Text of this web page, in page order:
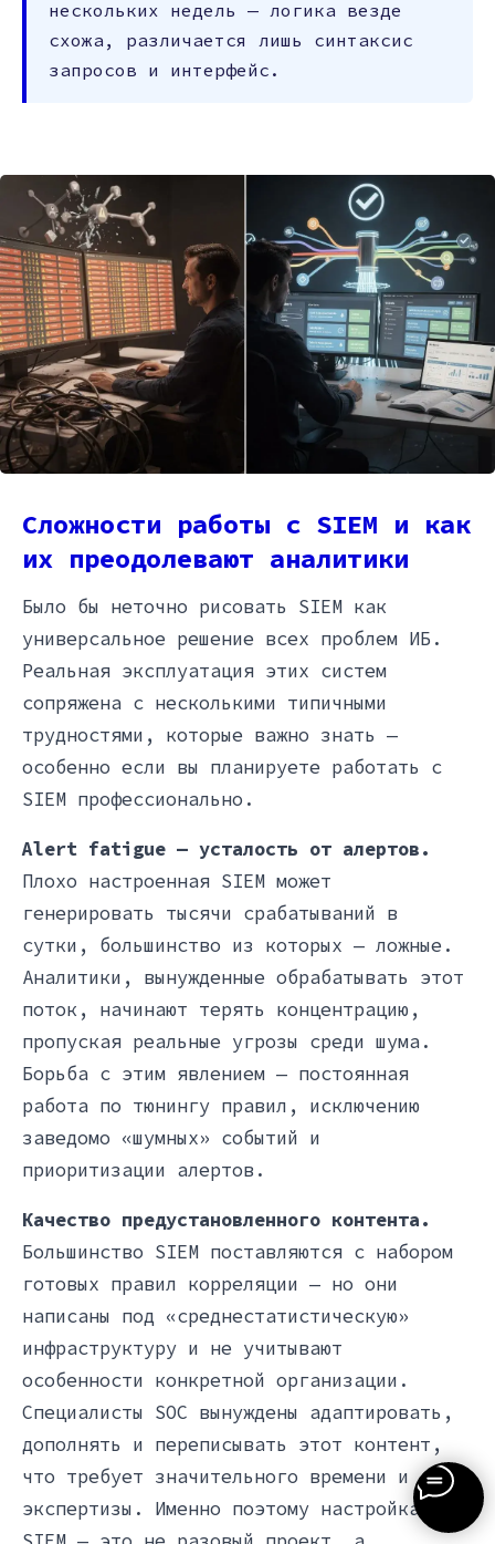
нескольких недель — логика везде
схожа, различается лишь синтаксис
запросов и интерфейс.
Сложности работы с SIEM и как
их преодолевают аналитики
Было бы неточно рисовать SIEM как
универсальное решение всех проблем ИБ.
Реальная эксплуатация этих систем
сопряжена с несколькими типичными
трудностями, которые важно знать —
особенно если вы планируете работать с
SIEM профессионально.
Alert fatigue — усталость от алертов.
Плохо настроенная SIEM может
генерировать тысячи срабатываний в
сутки, большинство из которых — ложные.
Аналитики, вынужденные обрабатывать этот
поток, начинают терять концентрацию,
пропуская реальные угрозы среди шума.
Борьба с этим явлением — постоянная
работа по тюнингу правил, исключению
заведомо «шумных» событий и
приоритизации алертов.
Качество предустановленного контента.
Большинство SIEM поставляются с набором
готовых правил корреляции — но они
написаны под «среднестатистическую»
инфраструктуру и не учитывают
особенности конкретной организации.
Специалисты SOC вынуждены адаптировать,
дополнять и переписывать этот контент,
что требует значительного времени и
экспертизы. Именно поэтому настройка